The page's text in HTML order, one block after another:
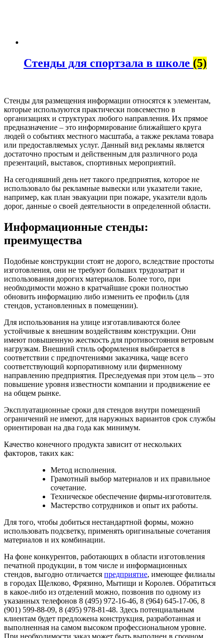
Стенды для спортзала в школе (5)
Стенды для размещения информации относятся к элементам,
которые используются практически повсеместно в
организациях и структурах любого направления. Их прямое
предназначение – это информирование ближайшего круга
людей о событиях местного масштаба, а также реклама товара
или предоставляемых услуг. Данный вид рекламы является
достаточно простым и действенным для различного рода
презентаций, выставок, спортивных мероприятий.
На сегодняшний день нет такого предприятия, которое не
использовало бы рекламные вывески или указатели такие,
например, как план эвакуации при пожаре, указатели вдоль
дорог, данные о своей деятельности в определенной области.
Информационные стенды:
преимущества
Подобные конструкции стоят не дорого, вследствие простоты
изготовления, они не требуют больших трудозатрат и
использования дорогих материалов. Более того, при
необходимости можно в кратчайшие сроки полностью
обновить информацию либо изменить ее профиль (для
стендов, установленных в помещении).
Для использования на улице изготавливаются более
устойчивые к внешним воздействиям конструкции. Они
имеют повышенную жесткость для противостояния ветровым
нагрузкам. Внешний стиль оформления выбирается в
соответствии с предпочтениями заказчика, чаще всего
соответствующий корпоративному или фирменному
направлению предприятия. Преследуемая при этом цель – это
повышение уровня известности компании и продвижение ее
на общем рынке.
Эксплуатационные сроки для стендов внутри помещений
ограничений не имеют, для наружных вариантов срок службы
ориентирован на два года как минимум.
Качество конечного продукта зависит от нескольких
факторов, таких как:
Метод исполнения.
Грамотный выбор материалов и их правильное
сочетание.
Техническое обеспечение фирмы-изготовителя.
Мастерство сотрудников и опыт их работы.
Для того, чтобы добиться нестандартной формы, можно
использовать подсветку, применять оригинальные сочетания
материалов и их комбинации.
На фоне конкурентов, работающих в области изготовления
печатной продукции, в том числе и информационных
стендов, выгодно отличается предприятие, имеющее филиалы
в городах Щелково, Фрязино, Мытищи и Королев. Обратиться
в какое-либо из отделений можно, позвонив по одному из
указанных телефонов 8 (495) 972-16-46, 8 (964) 645-17-06, 8
(901) 599-88-09, 8 (495) 978-81-48. Здесь потенциальным
клиентам будет предложена конструкция, разработанная и
выполненная на самом высоком профессиональном уровне.
При необходимости заказ может быть выполнен в срочном